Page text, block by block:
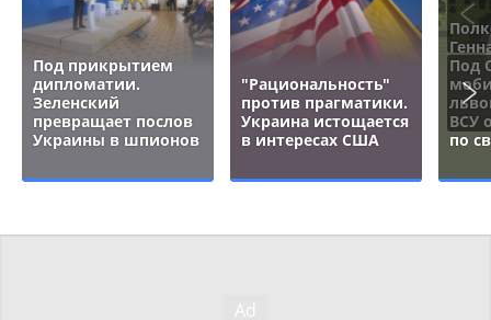
Под прикрытием
дипломатии.
Зеленский
превращает послов
Украины в шпионов
"Рациональность"
против прагматики.
Украина истощается
в интересах США
Под
ВСУ
по